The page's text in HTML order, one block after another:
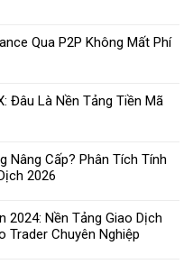
Qua P2P Không Mất Phí
Đâu Là Nền Tảng Tiền Mã
Nâng Cấp? Phân Tích Tính
2026
2024: Nền Tảng Giao Dịch
Trader Chuyên Nghiệp